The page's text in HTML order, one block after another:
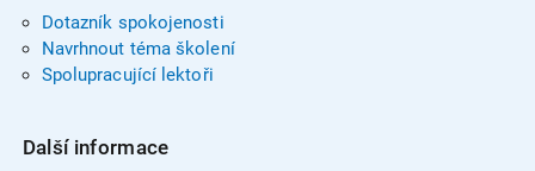
Dotazník spokojenosti
Navrhnout téma školení
Spolupracující lektoři
Další informace